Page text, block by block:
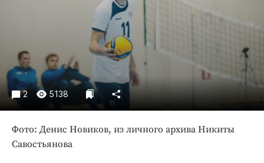
Экономика и бизнес
Блоги
Издания
Медиаперсона
Интересное чтиво
Клиника года
Бренд года
2 5138
Фото: Денис Новиков, из личного архива Никиты
Савостьянова